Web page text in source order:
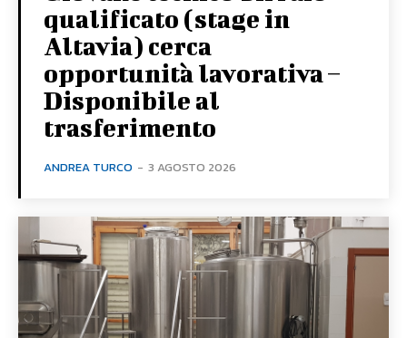
qualificato (stage in
Altavia) cerca
opportunità lavorativa –
Disponibile al
trasferimento
ANDREA TURCO - 3 AGOSTO 2026